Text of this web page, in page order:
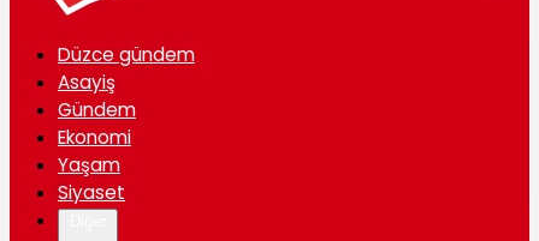
Düzce gündem
Asayiş
Gündem
Ekonomi
Yaşam
Siyaset